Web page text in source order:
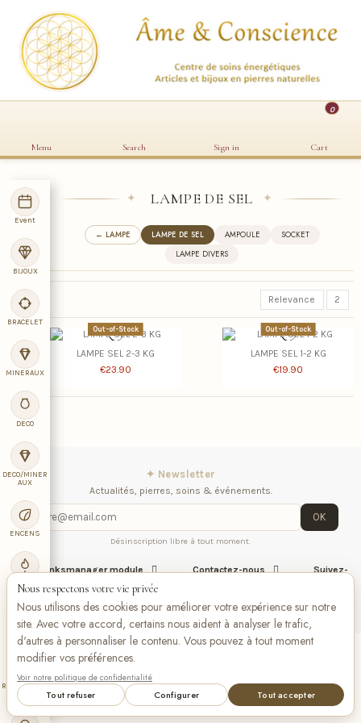
Menu Search Sign in
0
Cart
Event
BIJOUX
BRACELET
MINERAUX
DECO
DECO/MINER
AUX
ENCENS
BOUGIE
LIBRAIRIE
RADIESTHES
✦ LAMPE DE SEL ✦
← LAMPE LAMPE DE SEL AMPOULE
SOCKET
LAMPE DIVERS
Relevance 2
Out-of-Stock
LAMPE SEL 2-3 KG
€23.90
Out-of-Stock
LAMPE SEL 1-2 KG
€19.90
✦ Newsletter
Actualités, pierres, soins & événements.
OK
Désinscription libre à tout moment.
iqitlinksmanager module Contactez-nous
Suivez-
VISA
Nous respectons votre vie privée
Nous utilisons des cookies pour améliorer votre expérience sur notre
site. Avec votre accord, certains nous aident à analyser le trafic,
d'autres à personnaliser le contenu. Vous pouvez à tout moment
modifier vos préférences.
Voir notre politique de confidentialité
Tout refuser Configurer Tout accepter